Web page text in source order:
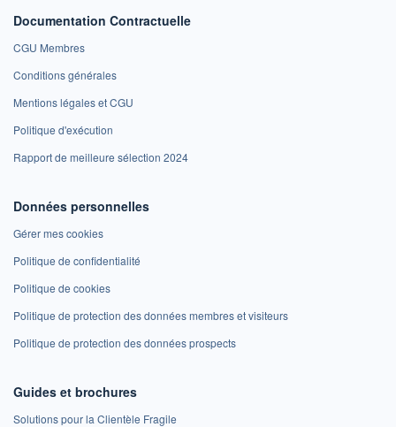
Documentation Contractuelle
CGU Membres
Conditions générales
Mentions légales et CGU
Politique d'exécution
Rapport de meilleure sélection 2024
Données personnelles
Gérer mes cookies
Politique de confidentialité
Politique de cookies
Politique de protection des données membres et visiteurs
Politique de protection des données prospects
Guides et brochures
Solutions pour la Clientèle Fragile